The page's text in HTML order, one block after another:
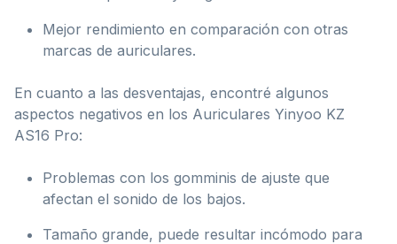
Mejor rendimiento en comparación con otras
marcas de auriculares.
En cuanto a las desventajas, encontré algunos
aspectos negativos en los Auriculares Yinyoo KZ
AS16 Pro:
Problemas con los gomminis de ajuste que
afectan el sonido de los bajos.
Tamaño grande, puede resultar incómodo para